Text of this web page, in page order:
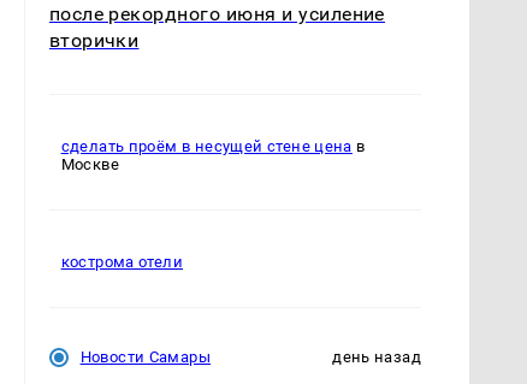
после рекордного июня и усиление
вторички
сделать проём в несущей стене цена в
Москве
кострома отели
Новости Самары день назад